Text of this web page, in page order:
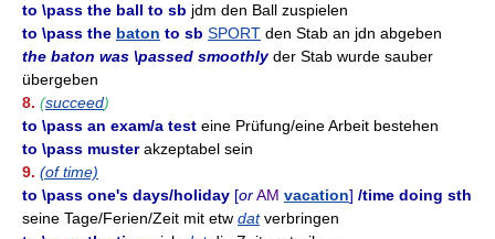
to \pass the ball to sb jdm den Ball zuspielen
to \pass the baton to sb SPORT den Stab an jdn abgeben
the baton was \passed smoothlyder Stab wurde sauber
übergeben
8. (succeed)
to \pass an exam/a test eine Prüfung/eine Arbeit bestehen
to \pass musterakzeptabel sein
9. (of time)
to \pass one's days/holiday [orAM vacation] /time doing sth
seine Tage/Ferien/Zeit mit etw datverbringen